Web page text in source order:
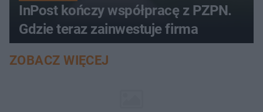
InPost kończy współpracę z PZPN.
Gdzie teraz zainwestuje firma
ZOBACZ WIĘCEJ